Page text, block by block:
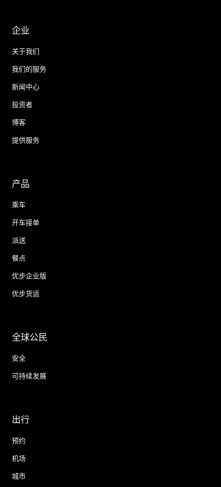
企业
关于我们
我们的服务
新闻中心
投资者
博客
提供服务
产品
乘车
开车接单
派送
餐点
优步企业版
优步货运
全球公民
安全
可持续发展
出行
预约
机场
城市